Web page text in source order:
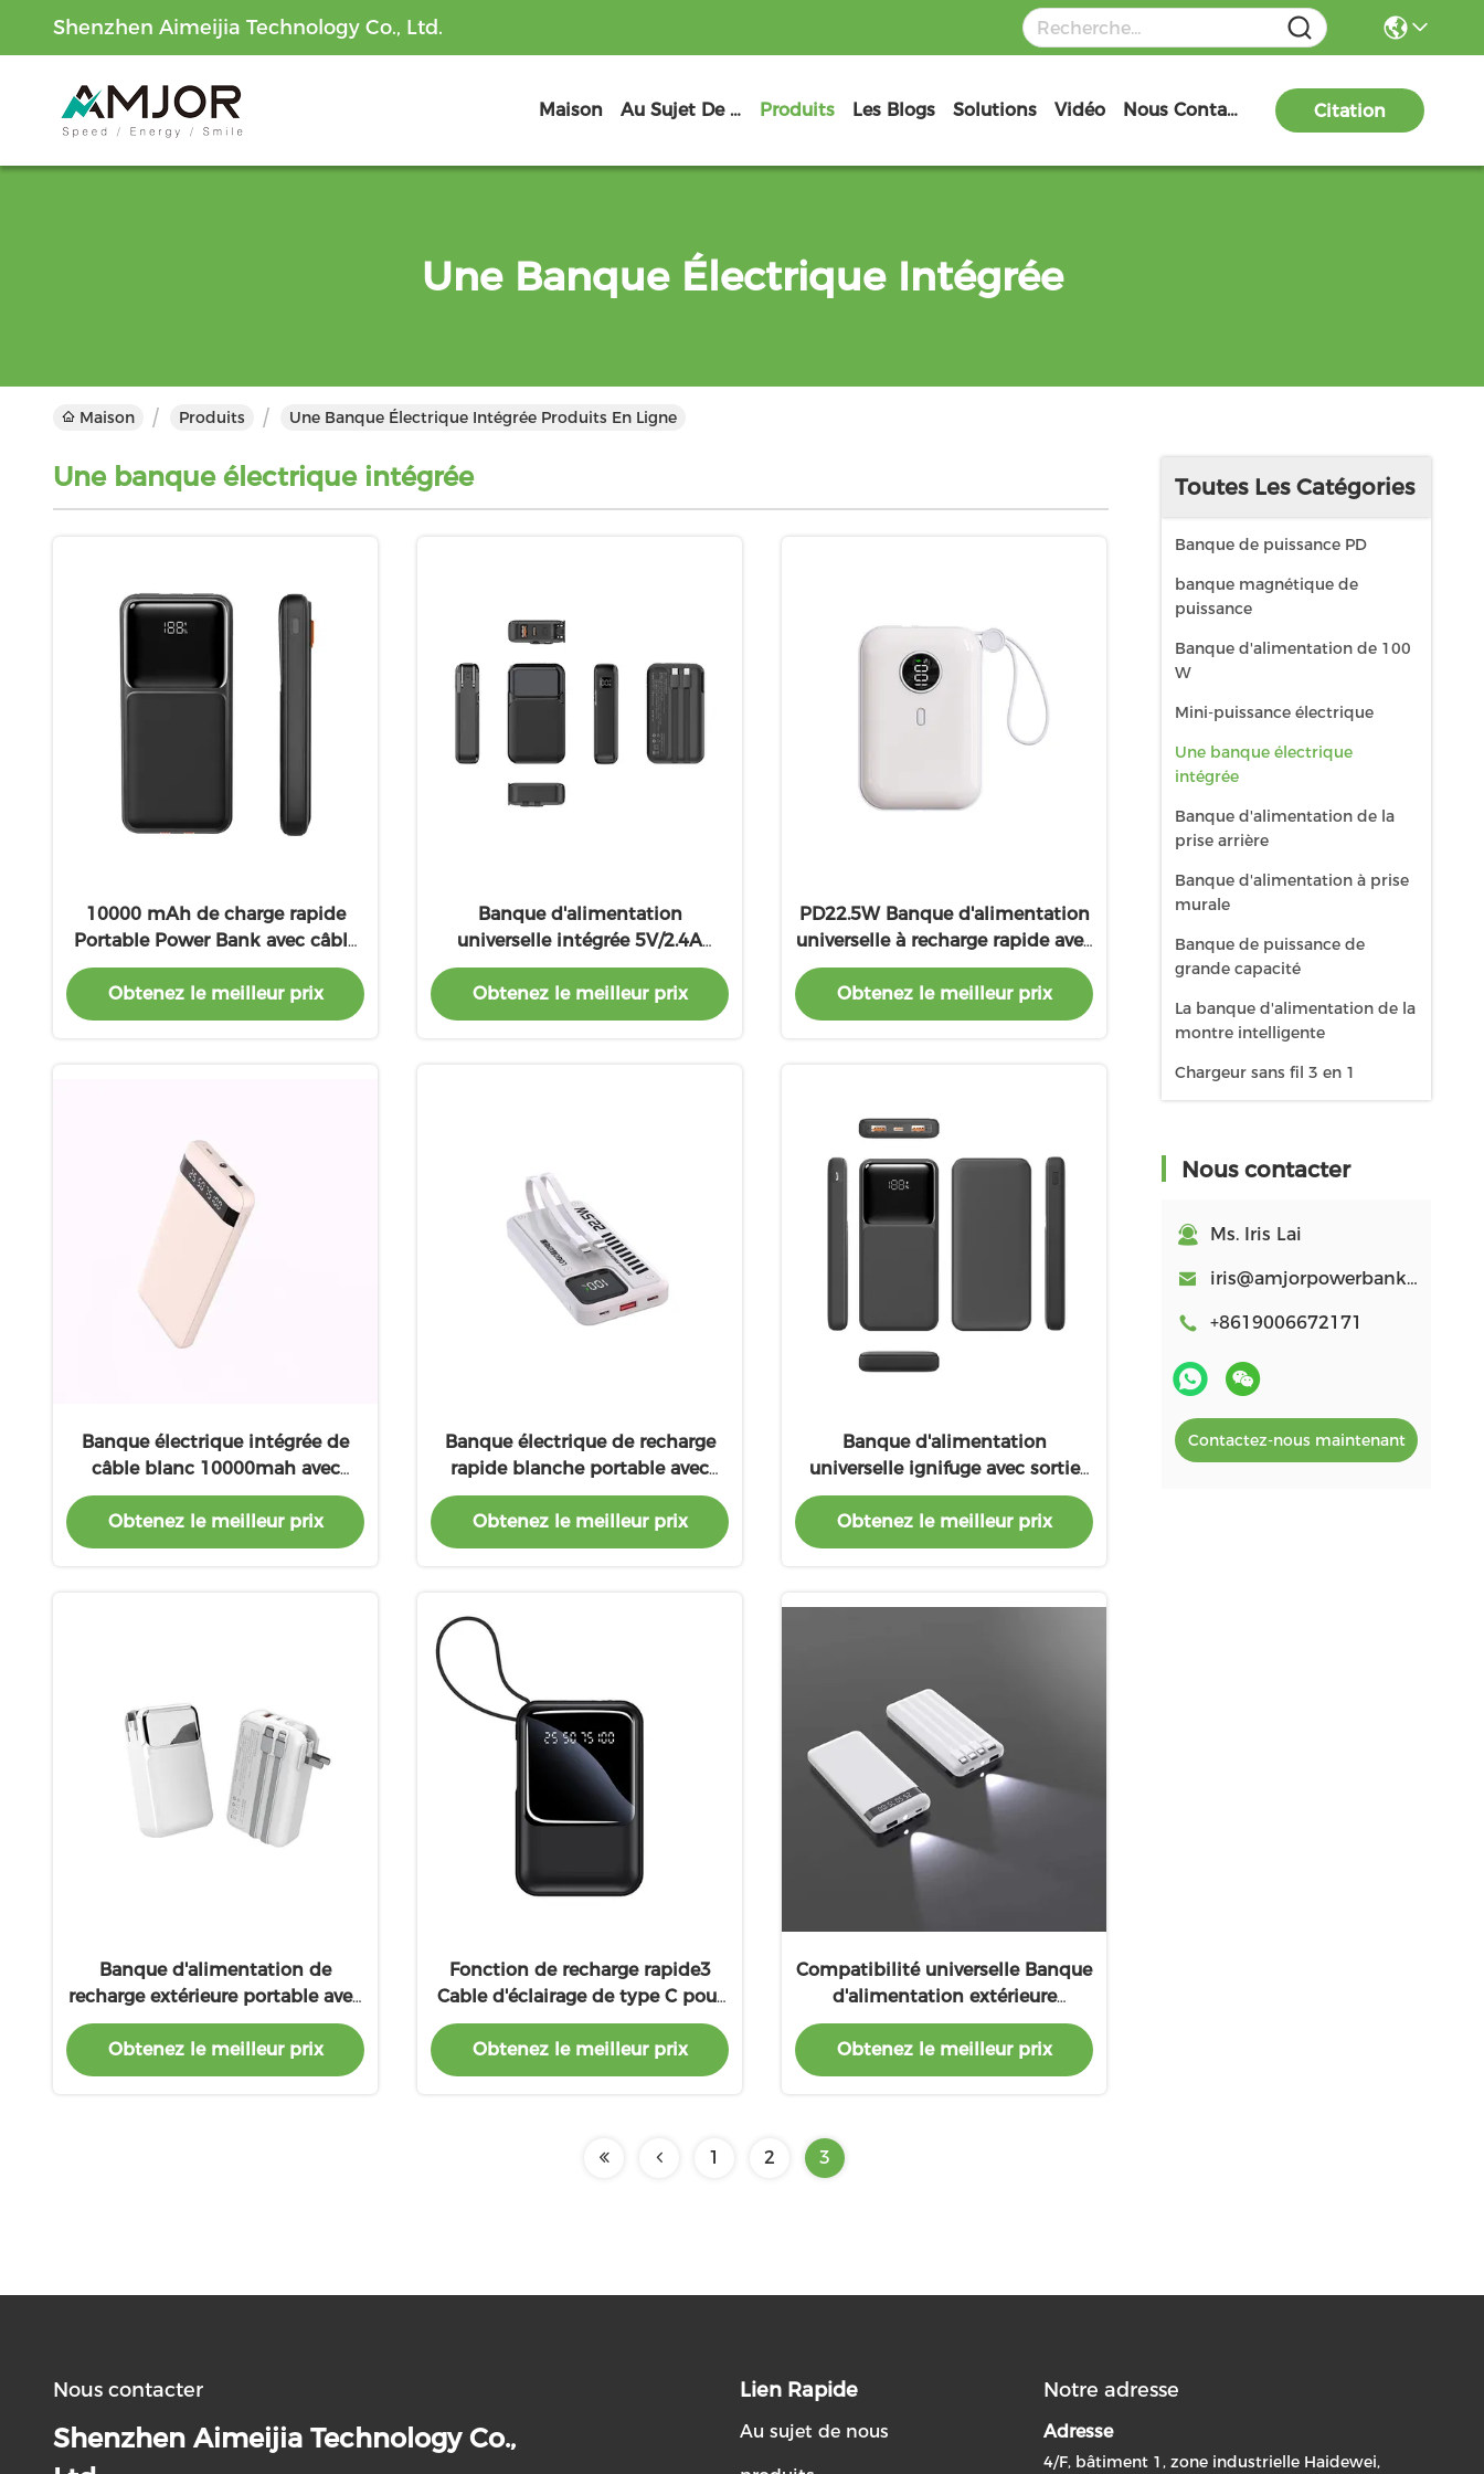
Shenzhen Aimeijia Technology Co., Ltd.
Maison Au Sujet De Nous Produits Les Blogs Solutions Vidéo Nous Contacter Citation
Une Banque Électrique Intégrée
Maison Produits Une Banque Électrique Intégrée Produits En Ligne
Toutes Les Catégories
Banque de puissance PD
banque magnétique de
puissance
Banque d'alimentation de 100
W
Mini-puissance électrique
Une banque électrique
intégrée
Banque d'alimentation de la
prise arrière
Banque d'alimentation à prise
murale
Banque de puissance de
grande capacité
La banque d'alimentation de la
montre intelligente
Chargeur sans fil 3 en 1
Nous contacter
Ms. Iris Lai
iris@amjorpowerbank.com
+8619006672171
Contactez-nous maintenant
Une banque électrique intégrée
10000 mAh de charge rapide
Portable Power Bank avec câble
intégré
Obtenez le meilleur prix
Banque d'alimentation
universelle intégrée 5V/2.4A
Sortie de foudre 22.5W PD USB1
Obtenez le meilleur prix
PD22.5W Banque d'alimentation
universelle à recharge rapide avec
câble PD20W de type C intégré
Obtenez le meilleur prix
Banque électrique intégrée de
câble blanc 10000mah avec
PD22.5W de sortie
Obtenez le meilleur prix
Banque électrique de recharge
rapide blanche portable avec
sortie de câble éclair 5V 2,4A
Obtenez le meilleur prix
Banque d'alimentation
universelle ignifuge avec sortie
5V/3A Indicateur LED intégré au
câble
Obtenez le meilleur prix
Banque d'alimentation de
recharge extérieure portable avec
câble intégré et sortie PD 22,5W
Obtenez le meilleur prix
Fonction de recharge rapide3
Cable d'éclairage de type C pour
les activités en plein air
Obtenez le meilleur prix
Compatibilité universelle Banque
d'alimentation extérieure
10000mAh avec sortie intégrée
de câble et de foudre
Obtenez le meilleur prix
1 2 3
Nous contacter
Shenzhen Aimeijia Technology Co.,
Lien Rapide
Au sujet de nous
Notre adresse
Adresse
4/F, bâtiment 1, zone industrielle Haidewei,